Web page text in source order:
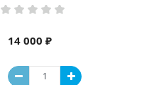
14 000 ₽